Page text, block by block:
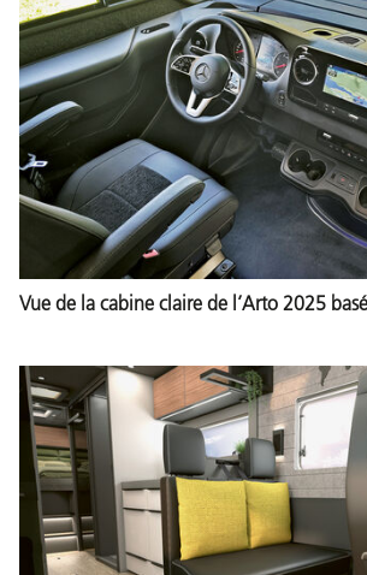
Vue de la cabine claire de l’Arto 2025